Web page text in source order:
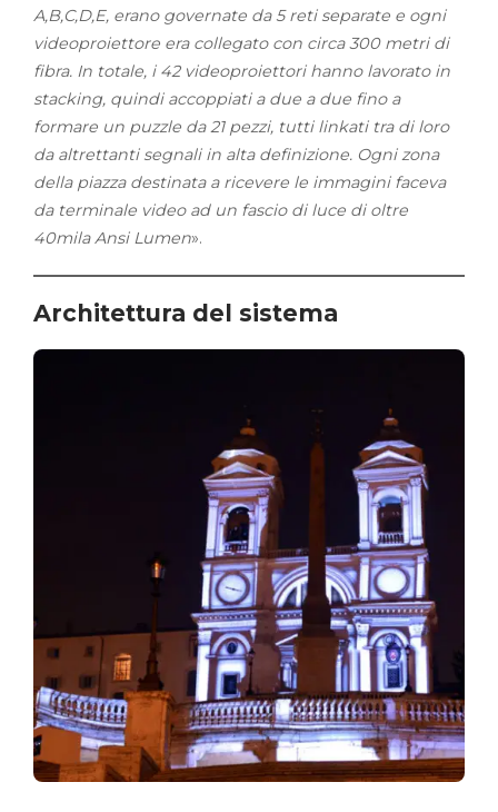
A,B,C,D,E, erano governate da 5 reti separate e ogni
videoproiettore era collegato con circa 300 metri di
fibra. In totale, i 42 videoproiettori hanno lavorato in
stacking, quindi accoppiati a due a due fino a
formare un puzzle da 21 pezzi, tutti linkati tra di loro
da altrettanti segnali in alta definizione. Ogni zona
della piazza destinata a ricevere le immagini faceva
da terminale video ad un fascio di luce di oltre
40mila Ansi Lumen».
Architettura del sistema